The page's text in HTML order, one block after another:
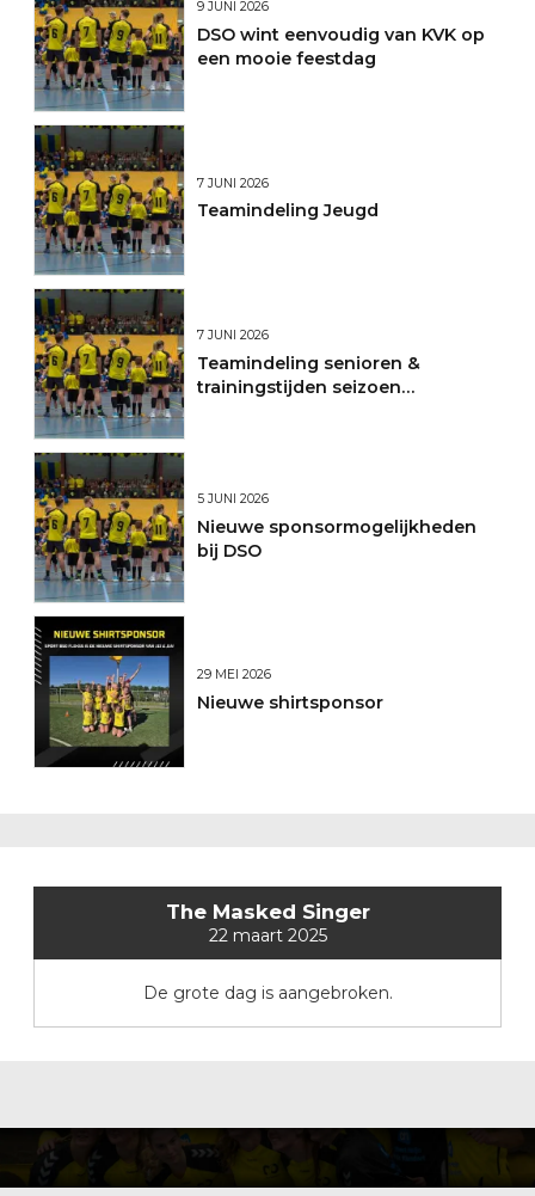
9 JUNI 2026
DSO wint eenvoudig van KVK op
een mooie feestdag
7 JUNI 2026
Teamindeling Jeugd
7 JUNI 2026
Teamindeling senioren &
trainingstijden seizoen
5 JUNI 2026
Nieuwe sponsormogelijkheden
bij DSO
29 MEI 2026
Nieuwe shirtsponsor
The Masked Singer
22 maart 2025
De grote dag is aangebroken.